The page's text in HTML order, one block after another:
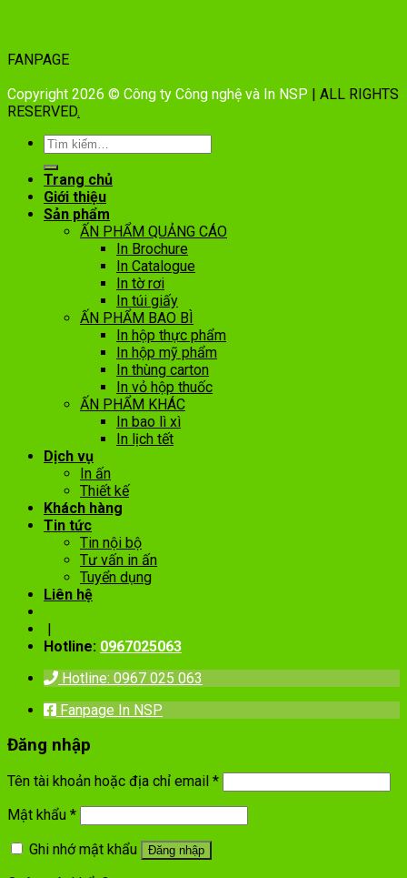
FANPAGE
Copyright 2026 © Công ty Công nghệ và In NSP | ALL RIGHTS
RESERVED.
Trang chủ
Giới thiệu
Sản phẩm
ẤN PHẨM QUẢNG CÁO
In Brochure
In Catalogue
In tờ rơi
In túi giấy
ẤN PHẨM BAO BÌ
In hộp thực phẩm
In hộp mỹ phẩm
In thùng carton
In vỏ hộp thuốc
ẤN PHẨM KHÁC
In bao lì xì
In lịch tết
Dịch vụ
In ấn
Thiết kế
Khách hàng
Tin tức
Tin nội bộ
Tư vấn in ấn
Tuyển dụng
Liên hệ
|
Hotline: 0967025063
Hotline: 0967 025 063
Fanpage In NSP
Đăng nhập
Tên tài khoản hoặc địa chỉ email *
Mật khẩu *
Ghi nhớ mật khẩu
Đăng nhập